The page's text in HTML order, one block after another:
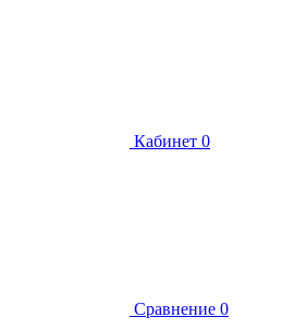
Кабинет 0
Сравнение 0